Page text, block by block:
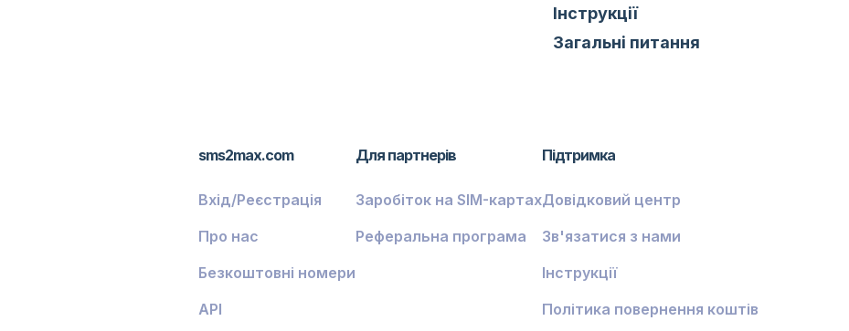
Інструкції
Загальні питання
sms2max.com
Вхід/Реєстрація
Про нас
Безкоштовні номери
API
Для партнерів
Заробіток на SIM-картах
Реферальна програма
Підтримка
Довідковий центр
Зв'язатися з нами
Інструкції
Політика повернення коштів